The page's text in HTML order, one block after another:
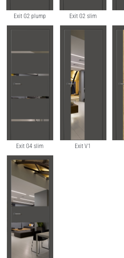
Exit G2 plump Exit G2 slim
Exit G4 slim Exit V1